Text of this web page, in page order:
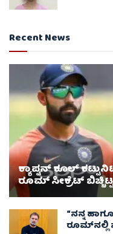
Recent News
ಕ್ಯಾಪ್ಟನ್ ಕೂಲ್
ರೂಮ್ ಸೀಕ್ರೆಟ್
“ನನ್ನ
ರೂಮ್‌ನಲ್ಲಿ